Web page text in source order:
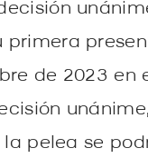
primera
de 2023 en
pelea se